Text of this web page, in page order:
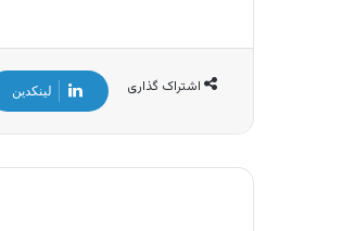
اشتراک گذاری لینکدین